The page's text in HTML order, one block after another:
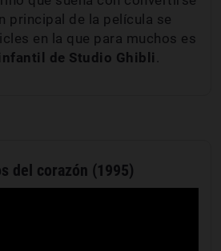
principal de la película se
en la que para muchos es
de Studio Ghibli .
del corazón (1995)